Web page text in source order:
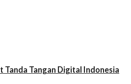
Tanda Tangan Digital Indonesia